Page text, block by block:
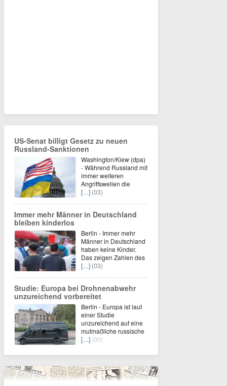
US-Senat billigt Gesetz zu neuen
Russland-Sanktionen
Washington/Kiew (dpa)
- Während Russland mit
immer weiteren
Angriffswellen die
[…] (03)
Immer mehr Männer in Deutschland
bleiben kinderlos
Berlin - Immer mehr
Männer in Deutschland
haben keine Kinder.
Das zeigen Zahlen des
[…] (03)
Studie: Europa bei Drohnenabwehr
unzureichend vorbereitet
Berlin - Europa ist laut
einer Studie
unzureichend auf eine
mutmaßliche russische
[…] (00)